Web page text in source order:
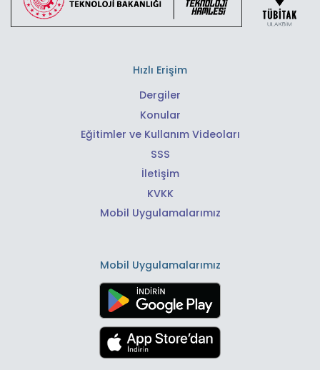
Hızlı Erişim
Dergiler
Konular
Eğitimler ve Kullanım Videoları
SSS
İletişim
KVKK
Mobil Uygulamalarımız
Mobil Uygulamalarımız